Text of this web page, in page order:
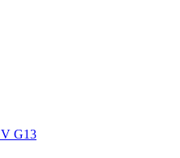
G13